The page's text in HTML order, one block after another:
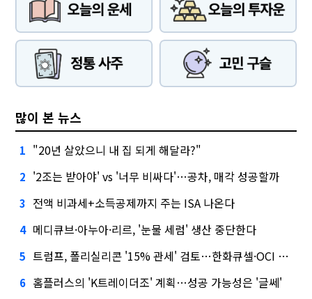
많이 본 뉴스
1 "20년 살았으니 내 집 되게 해달라?"
2 '2조는 받아야' vs '너무 비싸다'…공차, 매각 성공할까
3 전액 비과세+소득공제까지 주는 ISA 나온다
4 메디큐브·아누아·리르, '눈물 세럼' 생산 중단한다
5 트럼프, 폴리실리콘 '15% 관세' 검토…한화큐셀·OCI 영향은?
6 홈플러스의 'K트레이더조' 계획…성공 가능성은 '글쎄'